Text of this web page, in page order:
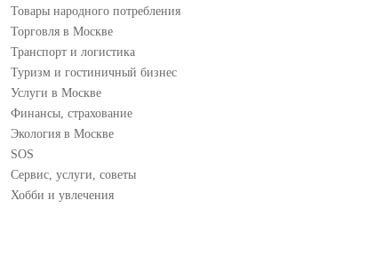
Товары народного потребления
Торговля в Москве
Транспорт и логистика
Туризм и гостиничный бизнес
Услуги в Москве
Финансы, страхование
Экология в Москве
SOS
Сервис, услуги, советы
Хобби и увлечения